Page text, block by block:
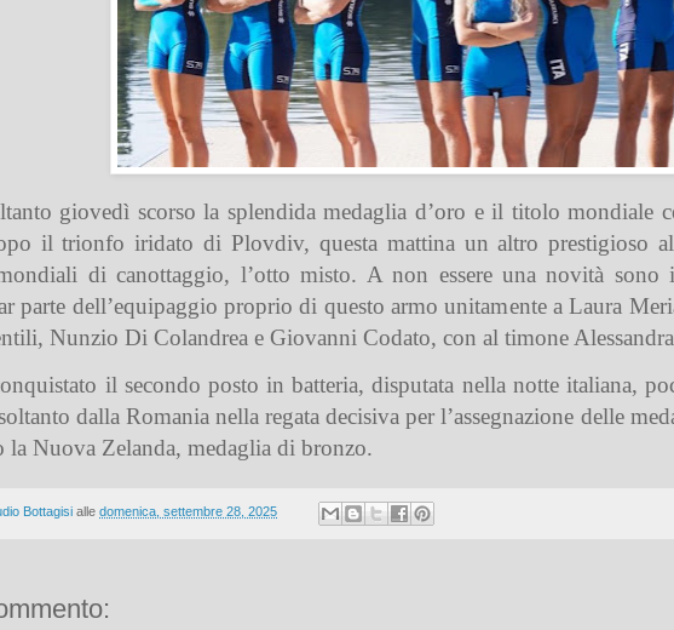
giovedì scorso la splendida medaglia d’oro e il titolo mondiale
il trionfo iridato di Plovdiv, questa mattina un altro prestigioso
di canottaggio, l’otto misto. A non essere una novità sono
parte dell’equipaggio proprio di questo armo unitamente a Laura
Nunzio Di Colandrea e Giovanni Codato, con al timone
il secondo posto in batteria, disputata nella notte italiana,
dalla Romania nella regata decisiva per l’assegnazione delle
la Nuova Zelanda, medaglia di bronzo.
Bottagisi alle domenica, settembre 28, 2025